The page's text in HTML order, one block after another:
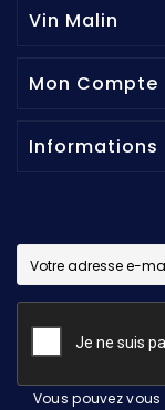
Vin Malin
Mon Compte
Informations
Vous pouvez